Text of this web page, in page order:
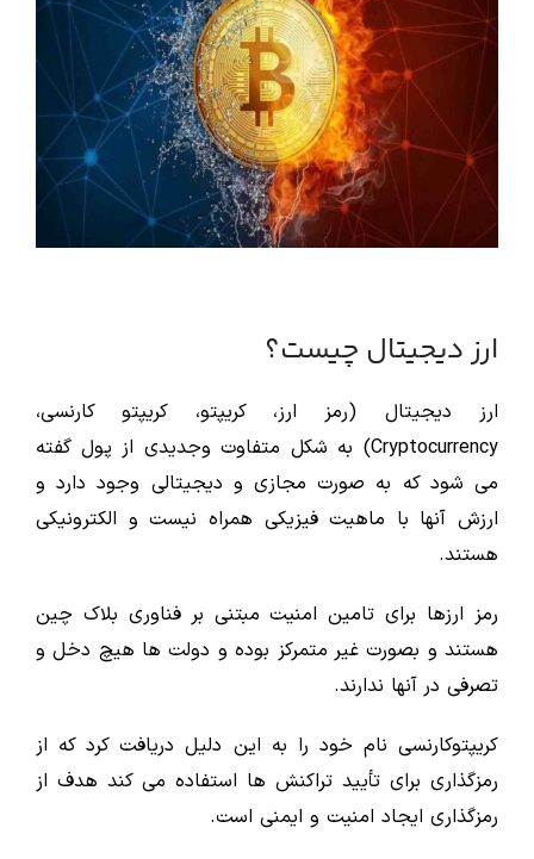
ارز دیجیتال چیست؟
ارز دیجیتال (رمز ارز، کریپتو، کریپتو کارنسی،
Cryptocurrency) به شکل متفاوت وجدیدی از پول گفته
می شود که به صورت مجازی و دیجیتالی وجود دارد و
ارزش آنها با ماهیت فیزیکی همراه نیست و الکترونیکی
هستند.
رمز ارزها برای تامین امنیت مبتنی بر فناوری بلاک چین
هستند و بصورت غیر متمرکز بوده و دولت ها هیچ دخل و
تصرفی در آنها ندارند.
کریپتوکارنسی نام خود را به این دلیل دریافت کرد که از
رمزگذاری برای تأیید تراکنش ها استفاده می کند هدف از
رمزگذاری ایجاد امنیت و ایمنی است.